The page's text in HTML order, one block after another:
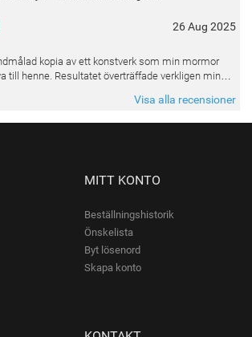
26 Aug 2025
kopia av ett konstverk som min mormor
till henne. Resultatet överträffade verkligen mina
Visa alla recensioner
MITT KONTO
Beställningshistorik
Önskelista
Byt lösenord
Skapa konto